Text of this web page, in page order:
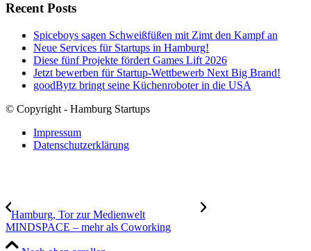
Recent Posts
Spiceboys sagen Schweißfüßen mit Zimt den Kampf an
Neue Services für Startups in Hamburg!
Diese fünf Projekte fördert Games Lift 2026
Jetzt bewerben für Startup-Wettbewerb Next Big Brand!
goodBytz bringt seine Küchenroboter in die USA
© Copyright - Hamburg Startups
Impressum
Datenschutzerklärung
Hamburg, Tor zur Medienwelt
MINDSPACE – mehr als Coworking